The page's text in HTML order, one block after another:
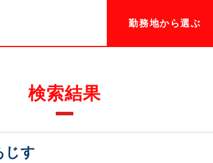
勤務地から選ぶ
検索結果
す